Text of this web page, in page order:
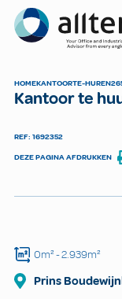
Allten
HOMEKANTOORTE-HUREN
Kantoor te
REF: 1692352
DEZE PAGINA AFDRUKKEN
0m²- 2.939m²
Prins